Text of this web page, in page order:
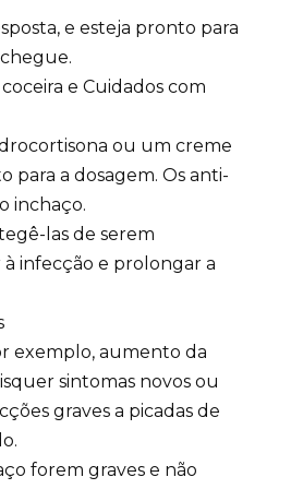
e esteja pronto para
e Cuidados com
ou um creme
para a dosagem. Os anti-
inchaço.
las de serem
à infecção e prolongar a
exemplo, aumento da
sintomas novos ou
graves a picadas de
forem graves e não